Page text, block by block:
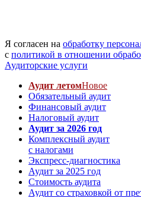
Я согласен на обработку
с политикой в отношении
Аудиторские услуги
Аудит летомНовое
Обязательный аудит
Финансовый аудит
Налоговый аудит
Аудит за 2026 год
Комплексный аудит
с налогами
Экспресс-диагностика
Аудит за 2025 год
Стоимость аудита
Аудит со страховкой от